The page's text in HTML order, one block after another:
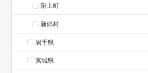
階上町
新郷村
岩手県
宮城県